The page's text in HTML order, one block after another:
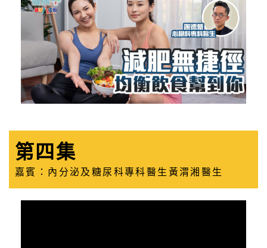
第四集
嘉賓：內分泌及糖尿科專科醫生黃渭湘醫生